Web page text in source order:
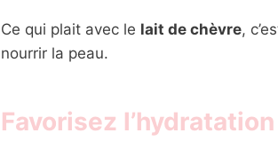
Ce qui plait avec le lait de chèvre,
nourrir la peau.
Favorisez